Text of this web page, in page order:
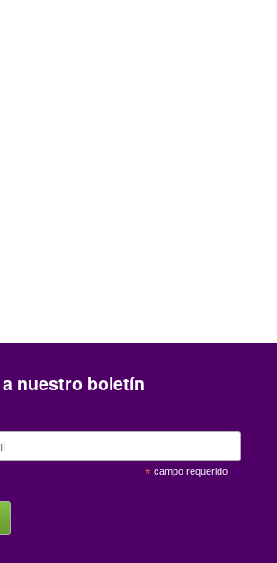
nuestro boletín
*campo requerido